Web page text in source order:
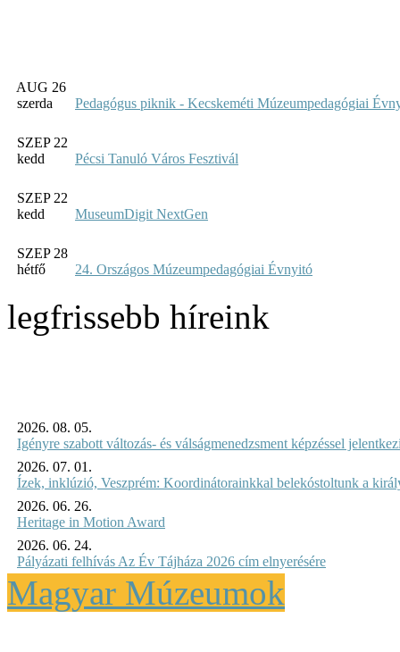
AUG 26
szerda
Pedagógus piknik - Kecskeméti Múzeumpedagógiai
SZEP 22
kedd
Pécsi Tanuló Város Fesztivál
SZEP 22
kedd
MuseumDigit NextGen
SZEP 28
hétfő
24. Országos Múzeumpedagógiai Évnyitó
legfrissebb híreink
2026. 08. 05.
Igényre szabott változás- és válságmenedzsment képzéssel
2026. 07. 01.
Ízek, inklúzió, Veszprém: Koordinátorainkkal belekóstoltunk a
2026. 06. 26.
Heritage in Motion Award
2026. 06. 24.
Pályázati felhívás Az Év Tájháza 2026 cím elnyerésére
Magyar Múzeumok